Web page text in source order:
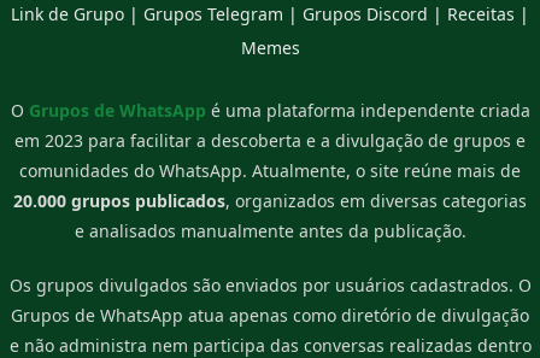
Link de Grupo | Grupos Telegram | Grupos Discord | Receitas |
Memes
O Grupos de WhatsApp é uma plataforma independente criada
em 2023 para facilitar a descoberta e a divulgação de grupos e
comunidades do WhatsApp. Atualmente, o site reúne mais de
20.000 grupos publicados, organizados em diversas categorias
e analisados manualmente antes da publicação.
Os grupos divulgados são enviados por usuários cadastrados. O
Grupos de WhatsApp atua apenas como diretório de divulgação
e não administra nem participa das conversas realizadas dentro